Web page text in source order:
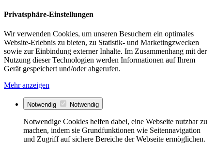
Privatsphäre-Einstellungen
Wir verwenden Cookies, um unseren Besuchern ein optimales
Website-Erlebnis zu bieten, zu Statistik- und Marketingzwecken
sowie zur Einbindung externer Inhalte. Im Zusammenhang mit der
Nutzung dieser Technologien werden Informationen auf Ihrem
Gerät gespeichert und/oder abgerufen.
Mehr anzeigen
Notwendig Notwendig
Notwendige Cookies helfen dabei, eine Webseite nutzbar zu
machen, indem sie Grundfunktionen wie Seitennavigation
und Zugriff auf sichere Bereiche der Webseite ermöglichen.